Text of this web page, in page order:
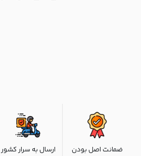
ضمانت اصل بودن
ارسال به سرار کشور